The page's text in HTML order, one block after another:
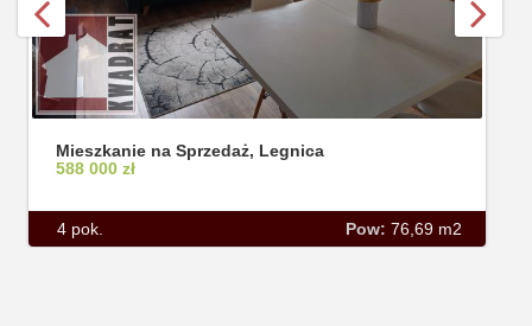
Mieszkanie na Sprzedaż, Legnica
588 000 zł
4 pok. Pow: 76,69 m2